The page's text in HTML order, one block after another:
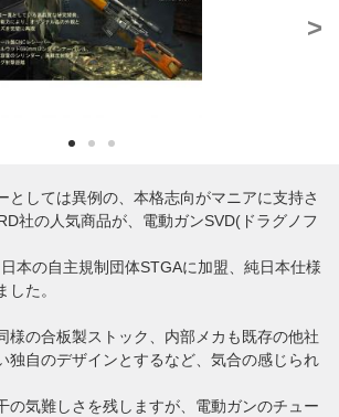
>
としては異例の、本格志向がマニアに支持さ
社の人気商品が、電動ガンSVD(ドラグノフ
本の自主規制団体STGAに加盟、純日本仕様
した。
様の合板製ストック、内部メカも既存の他社
独自のデザインとするなど、気合の感じられ
の気難しさを残しますが、電動ガンのチュー